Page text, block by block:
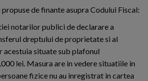
de finante asupra Codului Fiscal:
notarilor publici de declarare a
dreptului de proprietate si al
situate sub plafonul
lei. Masura are in vedere situatiile in
fizice nu au inregistrat in cartea